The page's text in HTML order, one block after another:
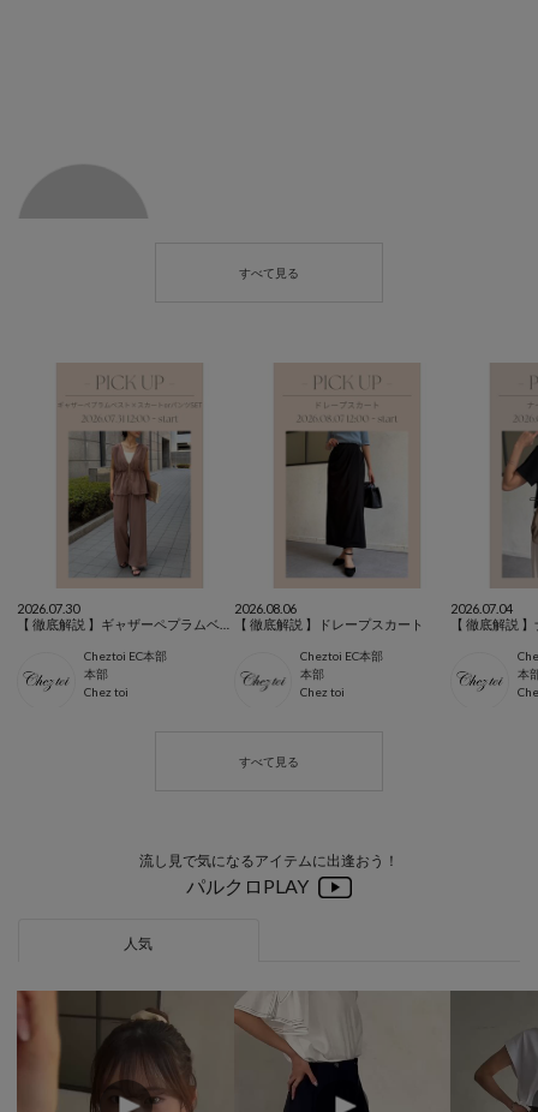
2026.07.30
Cheztoi EC本部
本部
Chez toi
2026.08.06
【 徹底解説 】ドレープスカート
Cheztoi EC本部
本部
Chez toi
2026.07.04
【 徹底解説
本
流し見で気になるアイテムに出逢おう！
パルクロPLAY
人気